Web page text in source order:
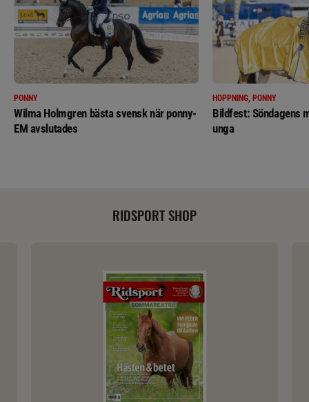
PONNY
Wilma Holmgren bästa svensk när ponny-
EM avslutades
HOPPNING, PONNY
Bildfest: Söndagens
unga
RIDSPORT SHOP